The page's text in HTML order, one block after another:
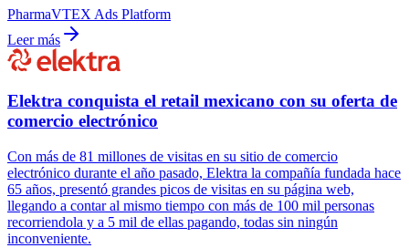
PharmaVTEX Ads Platform
Leer más
Elektra conquista el retail mexicano con su oferta de
comercio electrónico
Con más de 81 millones de visitas en su sitio de comercio
electrónico durante el año pasado, Elektra la compañía fundada hace
65 años, presentó grandes picos de visitas en su página web,
llegando a contar al mismo tiempo con más de 100 mil personas
recorriendola y a 5 mil de ellas pagando, todas sin ningún
inconveniente.